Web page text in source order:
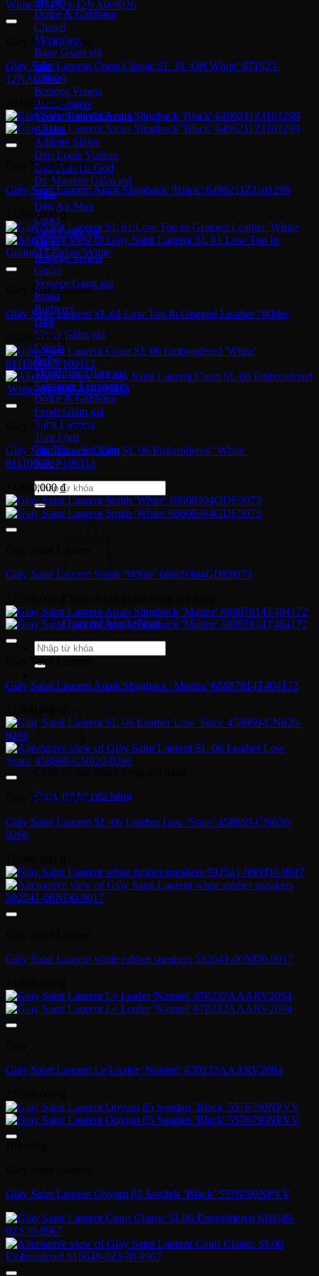
Dolce & Gabbana
Chanel
Montblanc
Bape
Fila
Chloe
Bottega Veneta
Palm Angels
Yeezy Slide
Adidas
Adilette Slides
Dép Louis Vuitton
Dép Fear Of God
Dr. Martens
Nike
Dép Air Max
Crocs
Vans
MLB
Bottega Veneta
Gucci
Versace
Prada
Burberry
Dior
Gucci
Coach
Bally
Montblanc
Salvatore Ferragamo
Dolce & Gabbana
Fendi
Saint Laurent
Tom Ford
Tin Tức – Sự Kiện
Sale
Tìm
kiếm:
Quay trở lại cửa hàng
Tìm
kiếm:
Giỏ hàng
Quay trở lại cửa hàng
Giày Saint Laurent
Giày Saint Laurent Court Classic SL 39 ‘Off White’ 671523-
12NA0-9026
20,900,000 ₫
Giày Saint Laurent
Giày Saint Laurent Anaïs Slingback ‘Black’ 6496211ZJ101299
22,900,000₫
Giày Saint Laurent
Giày Saint Laurent SL 61 Low Top In Grained Leather ‘White’
22,900,000₫
Giày Saint Laurent
Giày Saint Laurent Court SL 06 Embroidered ‘White’
611106GUP109113
14,900,000₫
Giày Saint Laurent Smith ‘White’ 68609304GDE9073
Giày Saint Laurent
Giày Saint Laurent Anaïs Slingback ‘Marine’ 68887814T404172
Giày Saint Laurent
Giày Saint Laurent SL-06 Leather Low ‘Stars’ 458869-CN620-
9266
Giày Saint Laurent white rubber sneakers 592541-00ND0-9017
Giày Saint Laurent Le Loafer ‘Naturel’ 670232AAARV2094
Giày Saint Laurent Opyum 85 Sandals ‘Black’ 5576790NPVV